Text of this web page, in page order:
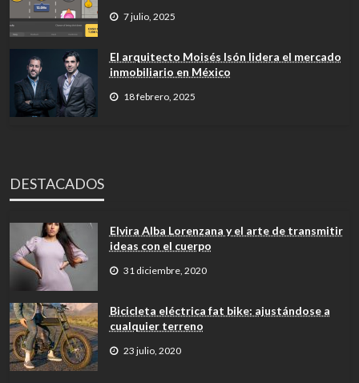
7 julio, 2025
El arquitecto Moisés Isón lidera el mercado
inmobiliario en México
18 febrero, 2025
DESTACADOS
Elvira Alba Lorenzana y el arte de transmitir
ideas con el cuerpo
31 diciembre, 2020
Bicicleta eléctrica fat bike: ajustándose a
cualquier terreno
23 julio, 2020